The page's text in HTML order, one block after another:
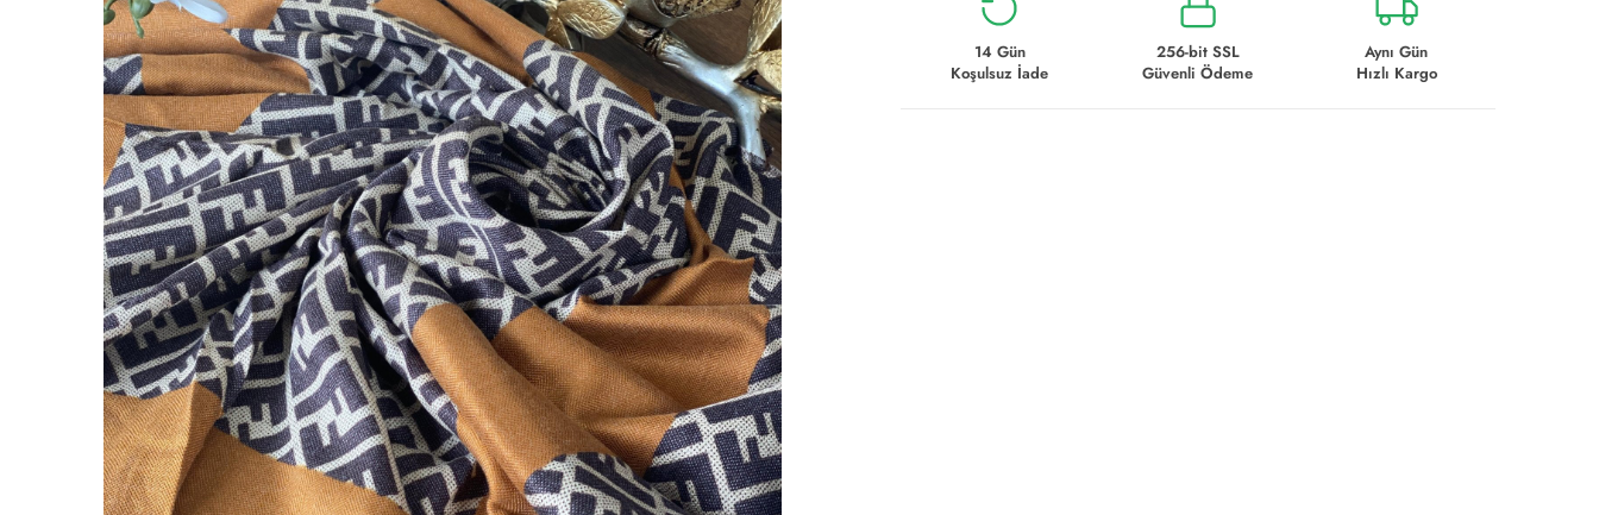
14 Gün
Koşulsuz İade
256-bit SSL
Güvenli Ödeme
Aynı Gün
Hızlı Kargo